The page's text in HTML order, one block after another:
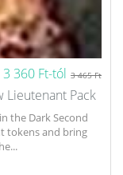
3 360 Ft-tól 3 465 Ft
Lieutenant Pack
the Dark Second
tokens and bring